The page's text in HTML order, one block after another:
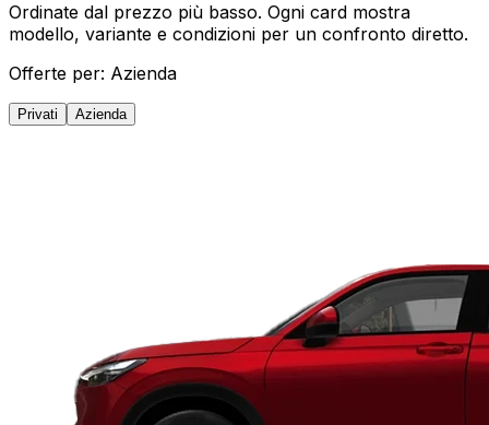
Ordinate dal prezzo più basso. Ogni card mostra
modello, variante e condizioni per un confronto diretto.
Offerte per: Azienda
Privati Azienda